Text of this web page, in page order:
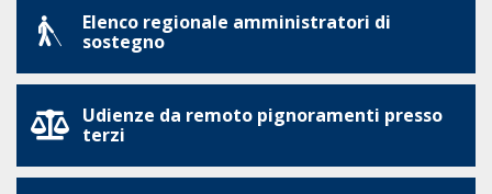
Elenco regionale amministratori di
sostegno
Udienze da remoto pignoramenti presso
terzi